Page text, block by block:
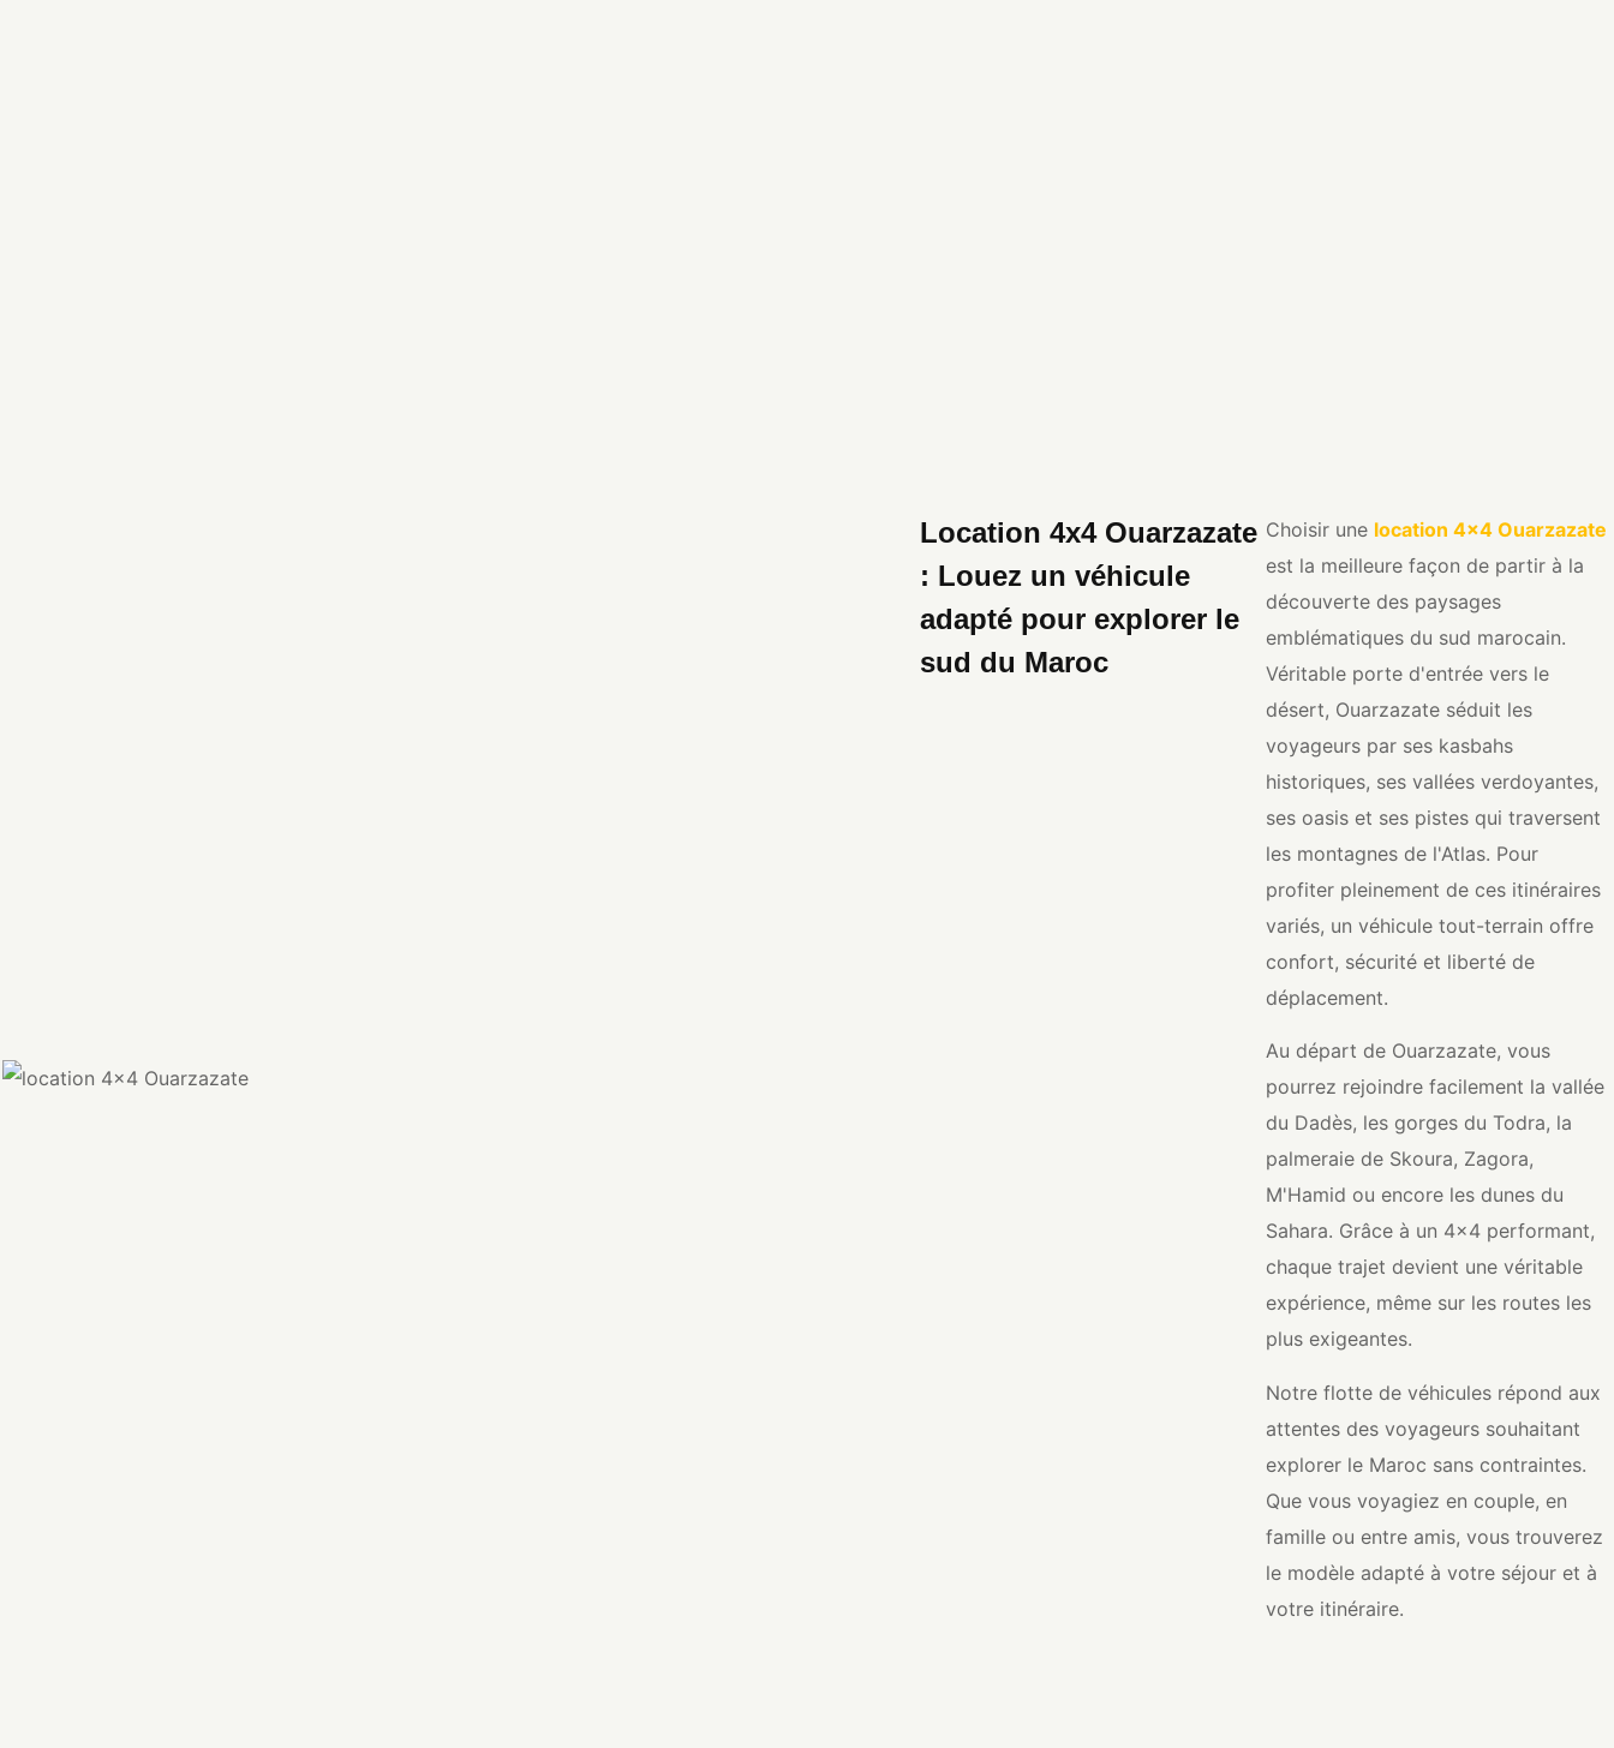
Location 4x4 Ouarzazate
: Louez un véhicule
adapté pour explorer le
sud du Maroc
Choisir une location 4x4 Ouarzazate
est la meilleure façon de partir à la
découverte des paysages
emblématiques du sud marocain.
Véritable porte d'entrée vers le
désert, Ouarzazate séduit les
voyageurs par ses kasbahs
historiques, ses vallées verdoyantes,
ses oasis et ses pistes qui traversent
les montagnes de l'Atlas. Pour
profiter pleinement de ces itinéraires
variés, un véhicule tout-terrain offre
confort, sécurité et liberté de
déplacement.
Au départ de Ouarzazate, vous
pourrez rejoindre facilement la vallée
du Dadès, les gorges du Todra, la
palmeraie de Skoura, Zagora,
M'Hamid ou encore les dunes du
Sahara. Grâce à un 4x4 performant,
chaque trajet devient une véritable
expérience, même sur les routes les
plus exigeantes.
Notre flotte de véhicules répond aux
attentes des voyageurs souhaitant
explorer le Maroc sans contraintes.
Que vous voyagiez en couple, en
famille ou entre amis, vous trouverez
le modèle adapté à votre séjour et à
votre itinéraire.